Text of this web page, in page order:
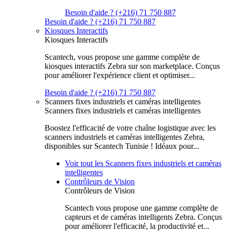
Besoin d'aide ? (+216) 71 750 887
Besoin d'aide ? (+216) 71 750 887
Kiosques Interactifs
Kiosques Interactifs
Scantech, vous propose une gamme complète de
kiosques interactifs Zebra sur son marketplace. Conçus
pour améliorer l'expérience client et optimiser...
Besoin d'aide ? (+216) 71 750 887
Scanners fixes industriels et caméras intelligentes
Scanners fixes industriels et caméras intelligentes
Boostez l'efficacité de votre chaîne logistique avec les
scanners industriels et caméras intelligentes Zebra,
disponibles sur Scantech Tunisie ! Idéaux pour...
Voir tout les Scanners fixes industriels et caméras
intelligentes
Contrôleurs de Vision
Contrôleurs de Vision
Scantech vous propose une gamme complète de
capteurs et de caméras intelligents Zebra. Conçus
pour améliorer l'efficacité, la productivité et...